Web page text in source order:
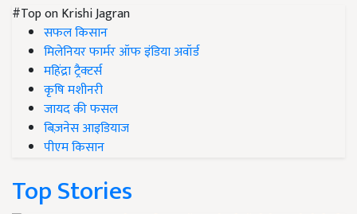
#Top on Krishi Jagran
सफल किसान
मिलेनियर फार्मर ऑफ इंडिया अवॉर्ड
महिंद्रा ट्रैक्टर्स
कृषि मशीनरी
जायद की फसल
बिज़नेस आइडियाज
पीएम किसान
Top Stories